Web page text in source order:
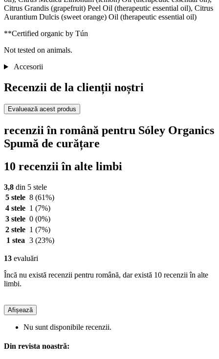
Citrus Grandis (grapefruit) Peel Oil (therapeutic essential oil), Citrus
Aurantium Dulcis (sweet orange) Oil (therapeutic essential oil)
**Certified organic by Tún
Not tested on animals.
Accesorii
Recenzii de la clienții noștri
Evaluează acest produs
recenzii în română pentru Sóley Organics
Spumă de curățare
10 recenzii în alte limbi
3,8 din 5 stele
5 stele 8 (61%)
4 stele 1 (7%)
3 stele 0 (0%)
2 stele 1 (7%)
1 stea 3 (23%)
13 evaluări
Încă nu există recenzii pentru română, dar există 10 recenzii în alte
limbi.
Afișează
Nu sunt disponibile recenzii.
Din revista noastră: